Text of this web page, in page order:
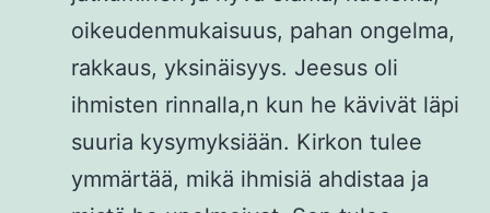
oikeudenmukaisuus, pahan ongelma,
rakkaus, yksinäisyys. Jeesus oli
ihmisten rinnalla,n kun he kävivät läpi
suuria kysymyksiään. Kirkon tulee
ymmärtää, mikä ihmisiä ahdistaa ja